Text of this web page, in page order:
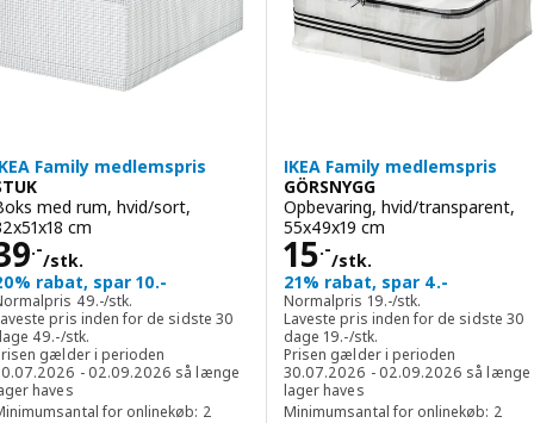
Family medlemspris
med rum, hvid/sort,
cm
.-
/stk.
39.-/stk.
rabat, spar 10.-
49.-/stk.
Normalpris 49.-/stk.
pris inden for de sidste 30
49.-/stk.
Laveste pris inden for de sidste 30 dage 49.-/stk.
gælder i perioden
- 02.09.2026 så længe
haves
for onlinekøb: 2
IKEA Family medlemspris
GÖRSNYGG
Opbevaring, hvid/transparent,
55x49x19 cm
15.-
/stk.
Pris 15.-/stk.
21% rabat, spar 4.-
Normalpris 19.-/stk.
Normalpris 19.-/stk.
Laveste pris inden for de sidste 30
dage 19.-/stk.
Laveste pris inden for de
Prisen gælder i perioden
30.07.2026 - 02.09.2026 så længe
lager haves
Minimumsantal for onlinekøb: 2